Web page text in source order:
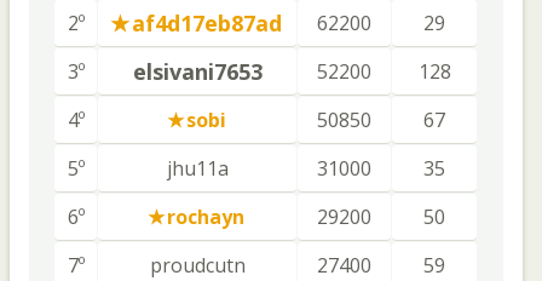
2º
af4d17eb87ad 62200
29
3º
elsivani7653 52200
128
4º
sobi 50850
67
5º
jhu11a 31000
35
6º
rochayn 29200
50
7º
proudcutn 27400
59